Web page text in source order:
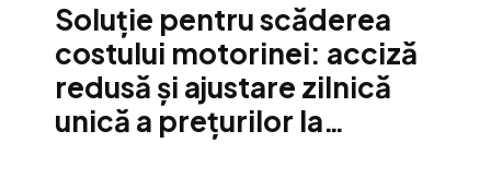
Soluție pentru scăderea
costului motorinei: acciză
redusă și ajustare zilnică
unică a prețurilor la…